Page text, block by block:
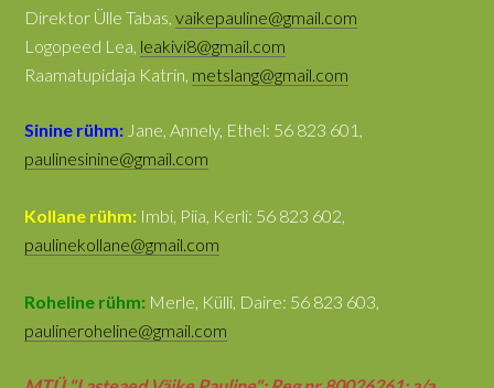
Direktor Ülle Tabas,vaikepauline@gmail.com
Logopeed Lea, leakivi8@gmail.com
Raamatupidaja Katrin, metslang@gmail.com
Sinine rühm: Jane, Annely, Ethel: 56 823 601,
paulinesinine@gmail.com
Kollane rühm: Imbi, Piia, Kerli: 56 823 602,
paulinekollane@gmail.com
Roheline rühm: Merle, Külli, Daire: 56 823 603,
paulineroheline@gmail.com